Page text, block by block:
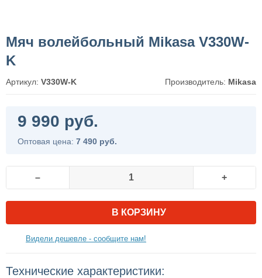
Мяч волейбольный Mikasa V330W-
K
Артикул: V330W-K Производитель: Mikasa
9 990 руб.
Оптовая цена: 7 490 руб.
– +
В КОРЗИНУ
Видели дешевле - сообщите нам!
Технические характеристики: